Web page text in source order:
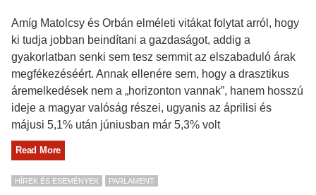
Amíg Matolcsy és Orbán elméleti vitákat folytat arról, hogy
ki tudja jobban beindítani a gazdaságot, addig a
gyakorlatban senki sem tesz semmit az elszabaduló árak
megfékezéséért. Annak ellenére sem, hogy a drasztikus
áremelkedések nem a „horizonton vannak”, hanem hosszú
ideje a magyar valóság részei, ugyanis az áprilisi és
májusi 5,1% után júniusban már 5,3% volt
Read More
HÍREK ÉS ESEMÉNYEK PARLAMENT